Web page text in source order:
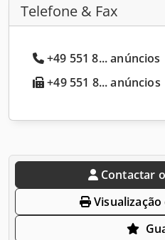
Telefone & Fax
+49 551 8... anúncios
+49 551 8... anúncios
Contactar